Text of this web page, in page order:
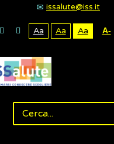
issalute@iss.it
Aa Aa Aa A-